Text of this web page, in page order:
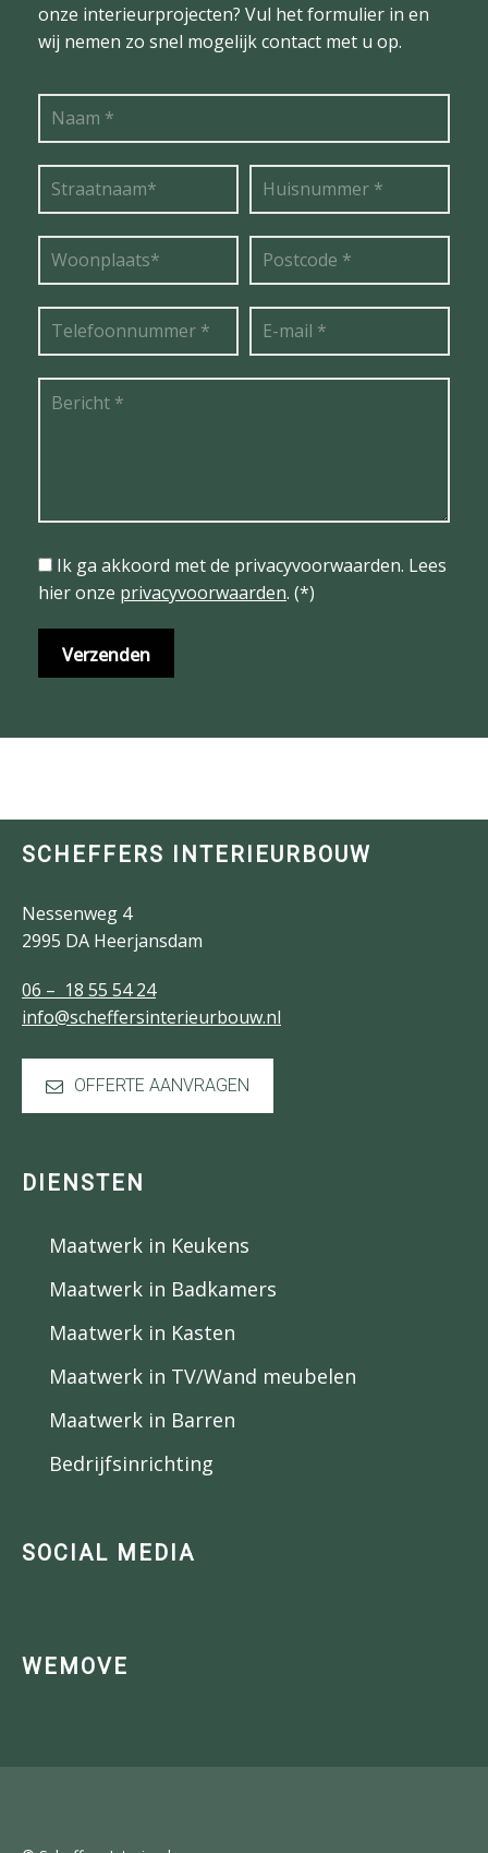
onze interieurprojecten? Vul het formulier in en
wij nemen zo snel mogelijk contact met u op.
Ik ga akkoord met de privacyvoorwaarden. Lees
hier onze privacyvoorwaarden. (*)
SCHEFFERS INTERIEURBOUW
Nessenweg 4
2995 DA Heerjansdam
06 – 18 55 54 24
info@scheffersinterieurbouw.nl
OFFERTE AANVRAGEN
DIENSTEN
Maatwerk in Keukens
Maatwerk in Badkamers
Maatwerk in Kasten
Maatwerk in TV/Wand meubelen
Maatwerk in Barren
Bedrijfsinrichting
SOCIAL MEDIA
WEMOVE